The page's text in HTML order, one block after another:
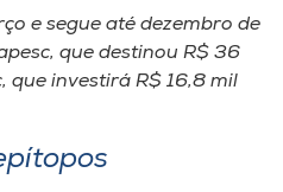
e segue até dezembro de
que destinou R$ 36
que investirá R$ 16,8 mil